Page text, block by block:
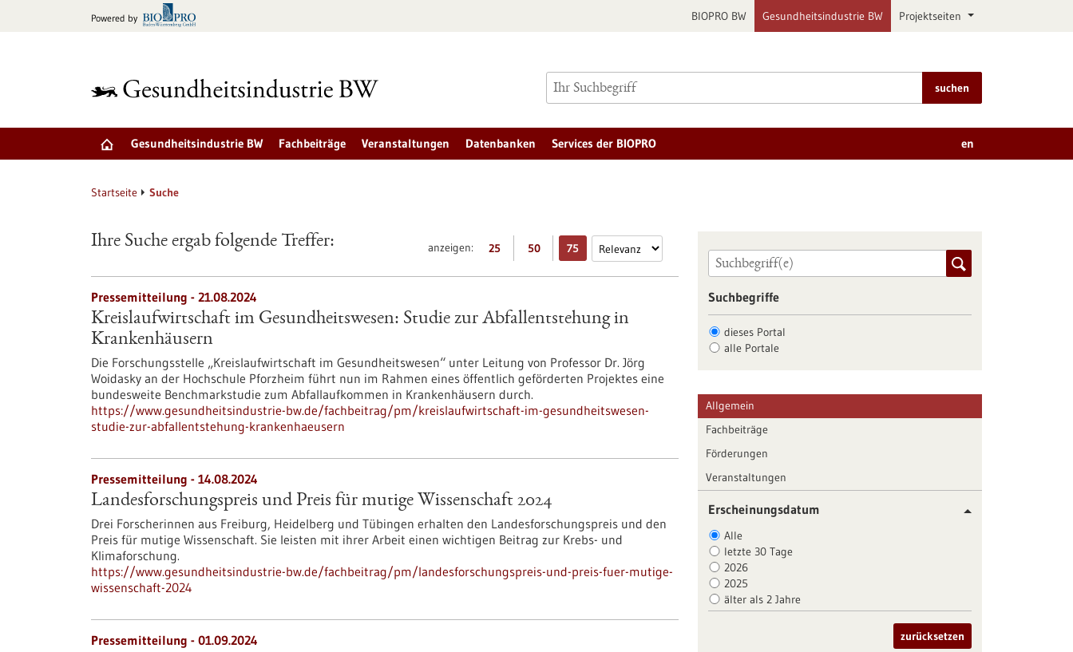
Powered by BIOPRO BW Gesundheitsindustrie BW Projektseiten
suchen
Gesundheitsindustrie BW Fachbeiträge Veranstaltungen Datenbanken Services der BIOPRO en
Startseite Suche
anzeigen: 25 50 75
Ihre Suche ergab folgende Treffer:
Pressemitteilung - 21.08.2024
Kreislaufwirtschaft im Gesundheitswesen: Studie zur Abfallentstehung in
Krankenhäusern
Die Forschungsstelle „Kreislaufwirtschaft im Gesundheitswesen“ unter Leitung von Professor Dr. Jörg
Woidasky an der Hochschule Pforzheim führt nun im Rahmen eines öffentlich geförderten Projektes eine
bundesweite Benchmarkstudie zum Abfallaufkommen in Krankenhäusern durch.
https://www.gesundheitsindustrie-bw.de/fachbeitrag/pm/kreislaufwirtschaft-im-gesundheitswesen-
studie-zur-abfallentstehung-krankenhaeusern
Pressemitteilung - 14.08.2024
Landesforschungspreis und Preis für mutige Wissenschaft 2024
Drei Forscherinnen aus Freiburg, Heidelberg und Tübingen erhalten den Landesforschungspreis und den
Preis für mutige Wissenschaft. Sie leisten mit ihrer Arbeit einen wichtigen Beitrag zur Krebs- und
Klimaforschung.
https://www.gesundheitsindustrie-bw.de/fachbeitrag/pm/landesforschungspreis-und-preis-fuer-mutige-
wissenschaft-2024
Pressemitteilung - 01.09.2024
Suchbegriffe
dieses Portal
alle Portale
Allgemein
Fachbeiträge
Förderungen
Veranstaltungen
Erscheinungsdatum
Alle
letzte 30 Tage
2026
2025
älter als 2 Jahre
zurücksetzen